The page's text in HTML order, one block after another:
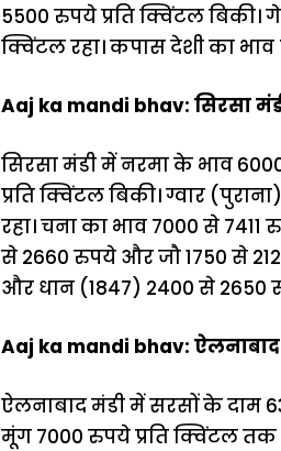
5500 रुपये प्रति क्विंटल बिकी।
क्विंटल रहा। कपास देशी का
Aaj ka mandi bhav: सिरसा
सिरसा मंडी में नरमा के भाव
प्रति क्विंटल बिकी। ग्वार
रहा। चना का भाव 7000 से
से 2660 रुपये और जौ 1750 से
और धान (1847) 2400 से 2650
Aaj ka mandi bhav:
ऐलनाबाद मंडी में सरसों के दाम
मूंग 7000 रुपये प्रति क्विंटल तक